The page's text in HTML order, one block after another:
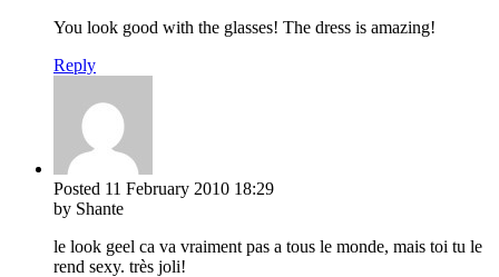
You look good with the glasses! The dress is amazing!
Reply
Posted 11 February 2010 18:29
by Shante
le look geel ca va vraiment pas a tous le monde, mais toi tu le
rend sexy. très joli!